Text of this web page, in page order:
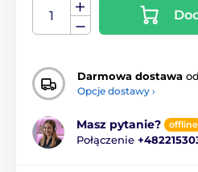
Darmowa dostawa od
Opcje dostawy ›
Masz pytanie? offline
Połączenie